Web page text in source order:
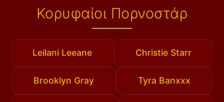
Κορυφαίοι Πορνοστάρ
Leilani Leeane Christie Starr
Brooklyn Gray Tyra Banxxx